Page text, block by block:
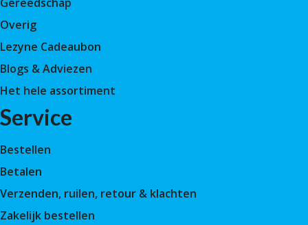
Overig
Lezyne Cadeaubon
Blogs & Adviezen
Het hele assortiment
Service
Bestellen
Betalen
Verzenden, ruilen, retour & klachten
Zakelijk bestellen